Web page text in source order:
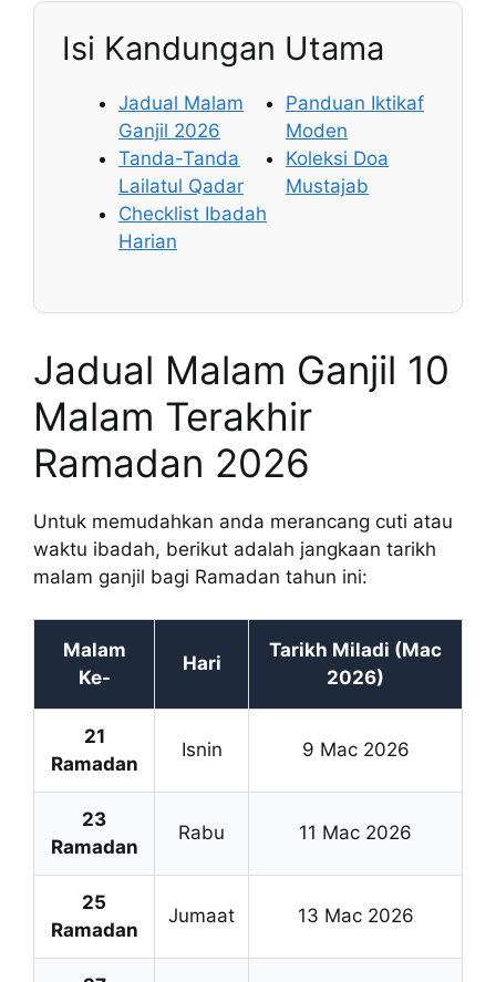
Isi Kandungan Utama
Jadual Malam
Ganjil 2026
Tanda-Tanda
Lailatul Qadar
Checklist Ibadah
Harian
Panduan Iktikaf
Moden
Koleksi Doa
Mustajab
Jadual Malam Ganjil 10
Malam Terakhir
Ramadan 2026
Untuk memudahkan anda merancang cuti atau
waktu ibadah, berikut adalah jangkaan tarikh
malam ganjil bagi Ramadan tahun ini:
Malam
Ke-
Hari
Tarikh Miladi (Mac
2026)
21
Ramadan
Isnin 9 Mac 2026
23
Ramadan
Rabu 11 Mac 2026
25
Ramadan
Jumaat 13 Mac 2026